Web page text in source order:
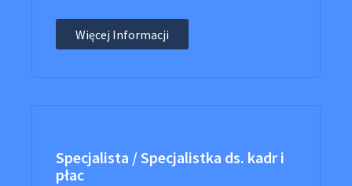
Więcej Informacji
Specjalista / Specjalistka ds. kadr i
płac